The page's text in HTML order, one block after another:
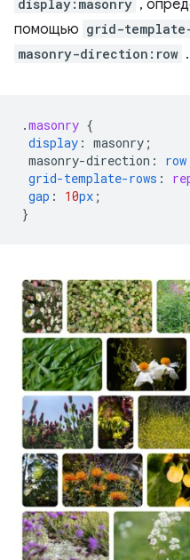
display:masonry ,
помощью grid-
masonry-direction:row .
.masonry {
display : masonry ;
masonry-direction : row
grid-template-rows :
gap : 10px ;
}